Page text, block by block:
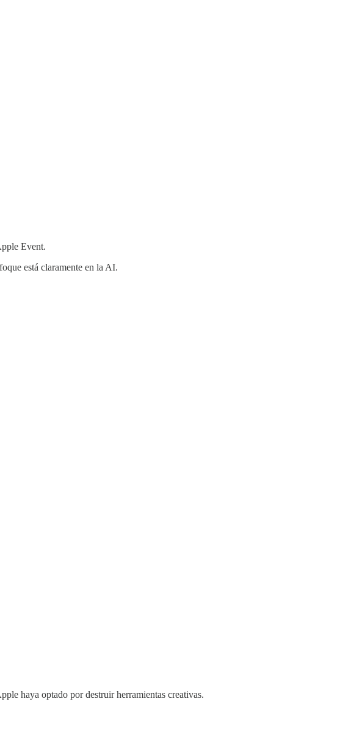
Event.
está claramente en la AI.
haya optado por destruir herramientas creativas.